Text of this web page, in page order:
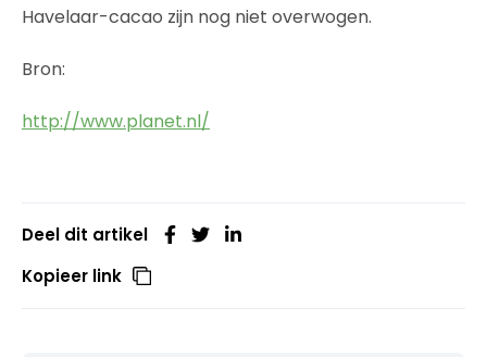
Havelaar-cacao zijn nog niet overwogen.
Bron:
http://www.planet.nl/
Deel dit artikel
Kopieer link